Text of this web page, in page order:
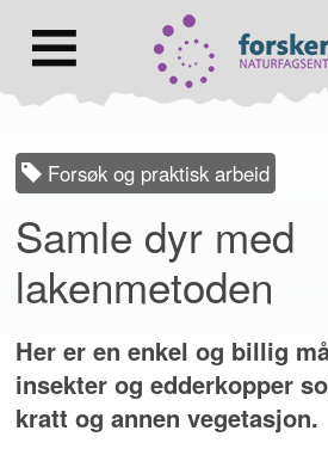
Hovedmeny
til
forsiden
Forsøk og praktisk arbeid
Samle dyr med
lakenmetoden
Her er en enkel og billig
insekter og edderkopper
kratt og annen vegetasjon.